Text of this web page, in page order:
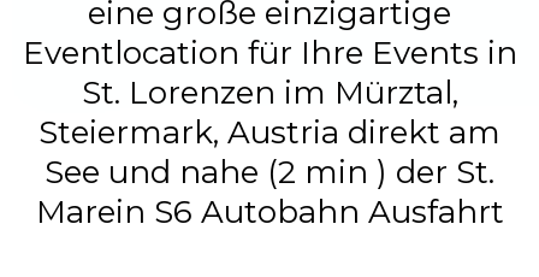
eine große einzigartige
Eventlocation für Ihre Events in
St. Lorenzen im Mürztal,
Steiermark, Austria direkt am
See und nahe (2 min ) der St.
Marein S6 Autobahn Ausfahrt